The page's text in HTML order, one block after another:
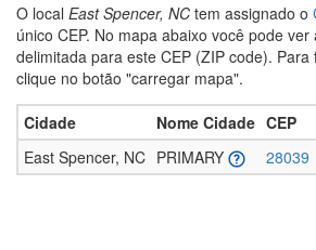
O local East Spencer, NC tem assignado o
único CEP. No mapa abaixo você pode
delimitada para este CEP (ZIP code).
clique no botão "carregar mapa".
Cidade Nome Cidade CEP
East Spencer, NC PRIMARY 28039